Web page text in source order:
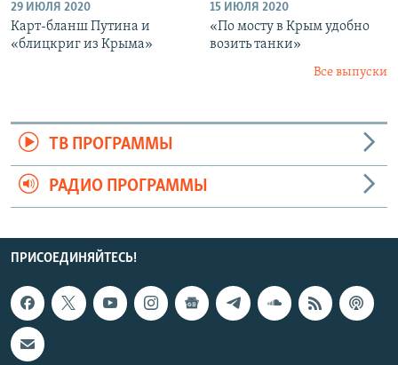
29 ИЮЛЯ 2020
Карт-бланш Путина и
«блицкриг из Крыма»
15 ИЮЛЯ 2020
«По мосту в Крым удобно
возить танки»
Все выпуски
ТВ ПРОГРАММЫ
РАДИО ПРОГРАММЫ
ПРИСОЕДИНЯЙТЕСЬ!